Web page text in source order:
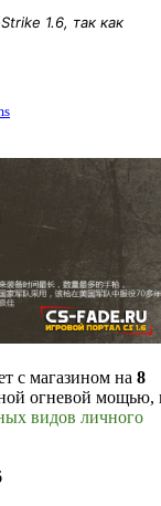
1.6, так как
с магазином на 8
огневой мощью,
видов личного